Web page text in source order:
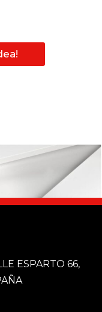
ESPARTO 66,